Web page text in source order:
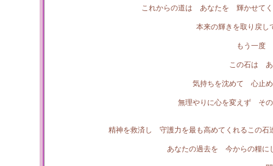
これからの道は あなたを 輝かせて
本来の輝きを取り戻
もう一度
この石は あ
気持ちを沈めて 心止
無理やりに心を変えず そ
精神を救済し 守護力を最も高めてくれるこの
あなたの過去を 今からの糧に